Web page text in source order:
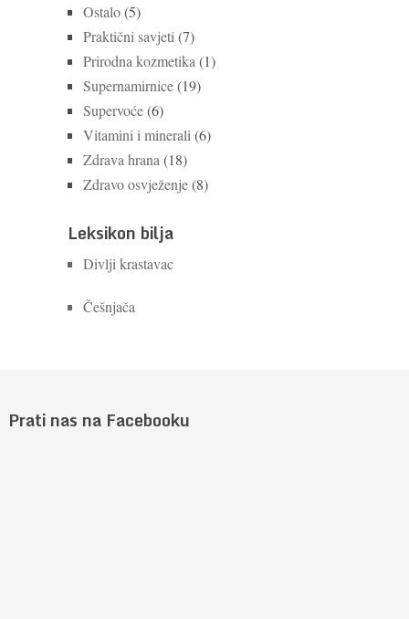
Ostalo(5)
Praktični savjeti (7)
Prirodna kozmetika (1)
Supernamirnice(19)
Supervoće(6)
Vitamini i minerali (6)
Zdrava hrana (18)
Zdravo osvježenje(8)
Leksikon bilja
Divlji krastavac
Češnjača
Prati nas na Facebooku